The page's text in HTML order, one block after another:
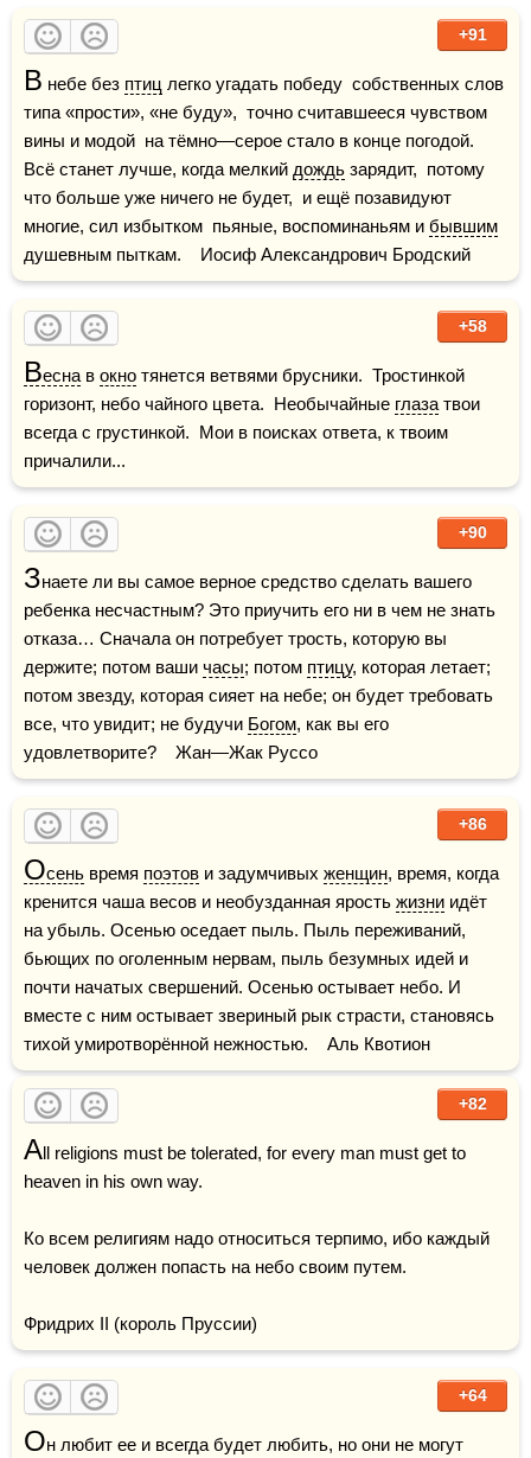
+91
В небе без птиц легко угадать победу  собственных слов
типа «прости», «не буду»,  точно считавшееся чувством
вины и модой  на тёмно—серое стало в конце погодой.
Всё станет лучше, когда мелкий дождь зарядит,  потому
что больше уже ничего не будет,  и ещё позавидуют
многие, сил избытком  пьяные, воспоминаньям и бывшим
душевным пыткам.    Иосиф Александрович Бродский
+58
Весна в окно тянется ветвями брусники.  Тростинкой
горизонт, небо чайного цвета.  Необычайные глаза твои
всегда с грустинкой.  Мои в поисках ответа, к твоим
причалили...
+90
Знаете ли вы самое верное средство сделать вашего
ребенка несчастным? Это приучить его ни в чем не знать
отказа… Сначала он потребует трость, которую вы
держите; потом ваши часы; потом птицу, которая летает;
потом звезду, которая сияет на небе; он будет требовать
все, что увидит; не будучи Богом, как вы его
удовлетворите?    Жан—Жак Руссо
+86
Осень время поэтов и задумчивых женщин, время, когда
кренится чаша весов и необузданная ярость жизни идёт
на убыль. Осенью оседает пыль. Пыль переживаний,
бьющих по оголенным нервам, пыль безумных идей и
почти начатых свершений. Осенью остывает небо. И
вместе с ним остывает звериный рык страсти, становясь
тихой умиротворённой нежностью.    Аль Квотион
+82
All religions must be tolerated, for every man must get to
heaven in his own way.
Ко всем религиям надо относиться терпимо, ибо каждый
человек должен попасть на небо своим путем.
Фридрих II (король Пруссии)
+64
Он любит ее и всегда будет любить, но они не могут